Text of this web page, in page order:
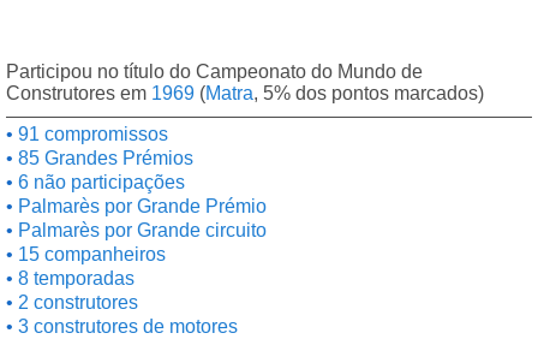
Participou no título do Campeonato do Mundo de
Construtores em 1969 (Matra, 5% dos pontos marcados)
91 compromissos
85 Grandes Prémios
6 não participações
Palmarès por Grande Prémio
Palmarès por Grande circuito
15 companheiros
8 temporadas
2 construtores
3 construtores de motores